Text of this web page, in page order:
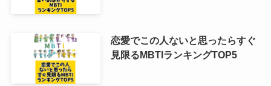
恋愛でこの人ないと思ったらすぐ
見限るMBTIランキングTOP5